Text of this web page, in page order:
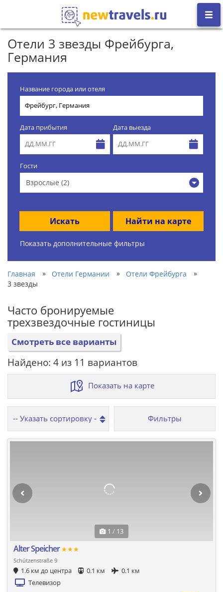
Отели 3 звезды Фрейбурга,
Германия
Название города или отеля
Дата прибытия Дата выезда
Гости
Взрослые (2)
Искать Найти на карте
Показать дополнительные фильтры
Главная » Отели Германии » Отели Фрейбурга
»
3 звезды
Часто бронируемые
трехзвездочные гостиницы
Смотреть все варианты
Найдено: 4 из 11 вариантов
Показать на карте
Фильтры
1 / 13
Alter Speicher★★★
Schützenstraße 9
1.6 км до центра 0.1 км
0.1 км
Телевизор